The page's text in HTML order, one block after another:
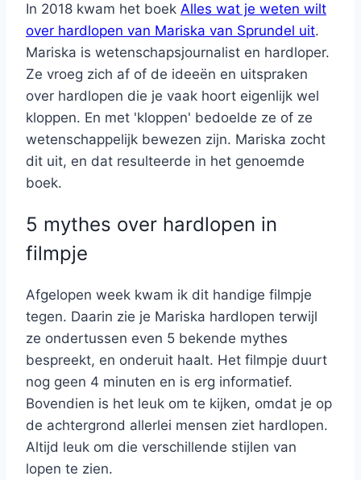
In 2018 kwam het boek Alles wat je weten wilt
over hardlopen van Mariska van Sprundel uit.
Mariska is wetenschapsjournalist en hardloper.
Ze vroeg zich af of de ideeën en uitspraken
over hardlopen die je vaak hoort eigenlijk wel
kloppen. En met 'kloppen' bedoelde ze of ze
wetenschappelijk bewezen zijn. Mariska zocht
dit uit, en dat resulteerde in het genoemde
boek.
5 mythes over hardlopen in
filmpje
Afgelopen week kwam ik dit handige filmpje
tegen. Daarin zie je Mariska hardlopen terwijl
ze ondertussen even 5 bekende mythes
bespreekt, en onderuit haalt. Het filmpje duurt
nog geen 4 minuten en is erg informatief.
Bovendien is het leuk om te kijken, omdat je op
de achtergrond allerlei mensen ziet hardlopen.
Altijd leuk om die verschillende stijlen van
lopen te zien.